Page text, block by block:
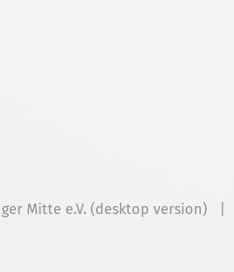
Mitte e.V. (desktop version) |